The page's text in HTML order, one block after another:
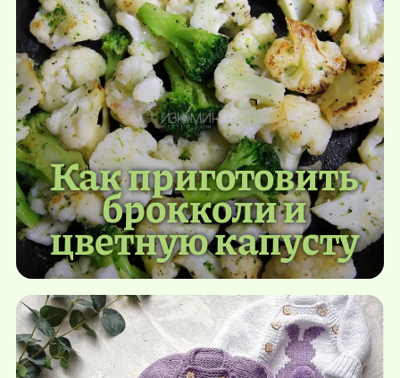
Как приготовить
брокколи и
цветную капусту